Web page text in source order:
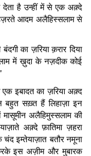
देता है उन्हीं में से एक अक़्दे
आदम अलैहिस्सलाम से
का ज़रिया क़रार दिया
में ख़ुदा के नज़दीक कोई
इबादत का ज़रिया अक़्द
बहुत सख़्त हैं लिहाज़ा इन
अलैहिमुस्सलाम की
अक़्दे फ़ातिमा ज़हरा
इम्तेयाज़ात बतौर नमूना
इस अज़ीम और मुबारक